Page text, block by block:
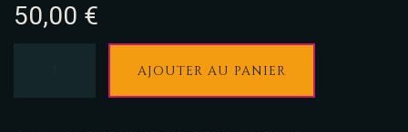
50,00 €
AJOUTER AU PANIER